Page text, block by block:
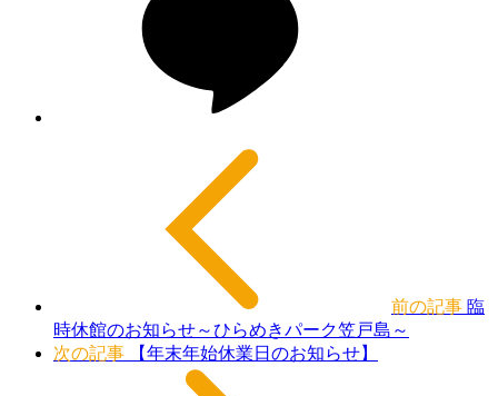
前の記事 臨
時休館のお知らせ～ひらめきパーク笠戸島～
次の記事 【年末年始休業日のお知らせ】